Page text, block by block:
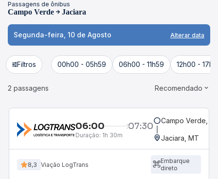
Passagens de ônibus
Campo Verde Jaciara
Segunda-feira, 10 de Agosto Alterar data
Filtros 00h00 - 05h59 06h00 - 11h59 12h00 -
2 passagens Recomendado
06:00 07:30
Duração: 1h 30m
Campo Verde,
Jaciara, MT
8,3 Viação LogTrans
Embarque
direto